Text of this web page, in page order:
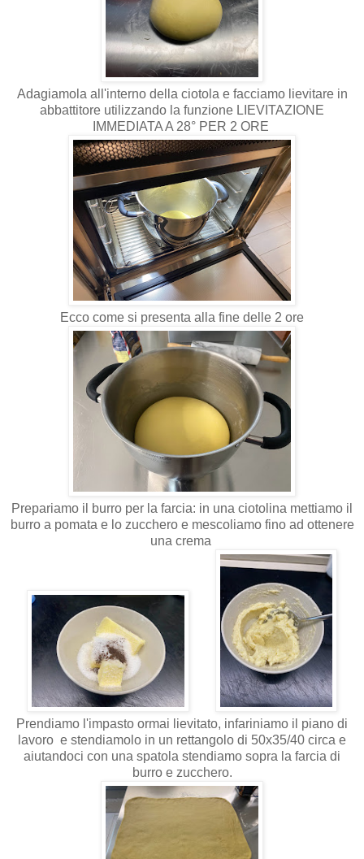
Adagiamola all'interno della ciotola e facciamo lievitare in
abbattitore utilizzando la funzione LIEVITAZIONE
IMMEDIATA A 28° PER 2 ORE
Ecco come si presenta alla fine delle 2 ore
Prepariamo il burro per la farcia: in una ciotolina mettiamo il
burro a pomata e lo zucchero e mescoliamo fino ad ottenere
una crema
Prendiamo l'impasto ormai lievitato, infariniamo il piano di
lavoro e stendiamolo in un rettangolo di 50x35/40 circa e
aiutandoci con una spatola stendiamo sopra la farcia di
burro e zucchero.